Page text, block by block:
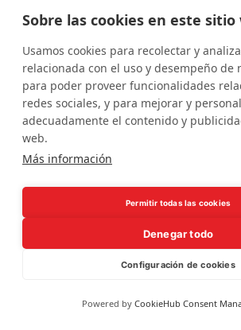
Borsa de treball
Sobre las cookies en este sitio
Usamos cookies para recolectar y
relacionada con el uso y desempeño de
para poder proveer funcionalidades
redes sociales, y para mejorar y
adecuadamente el contenido y
web.
Más información
Permitir todas las cookies
Denegar todo
Configuración de cookies
Powered by CookieHub Consent